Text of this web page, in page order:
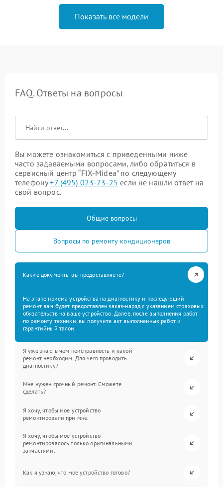
Показать все модели
FAQ. Ответы на вопросы
Вы можете ознакомиться с приведенными ниже
часто задаваемыми вопросами, либо обратиться в
сервисный центр “FIX-Midea” по следующему
телефону+7 (495) 023-73-25 если не нашли ответ на
свой вопрос.
Общие вопросы
Вопросы по ремонту кондиционеров
Какие документы вы предоставляете?
На этапе приема устройства на диагностику и последующий
ремонт вам будет предоставлен заказ-наряд с указанием страховых
обязательств на ваше устройство. Далее, после выполнения работ
по ремонту техники, вы получите акт выполненных работ и
гарантийный талон.
Я уже знаю в чем неисправность и какой
ремонт необходим. Для чего проводить
диагностику?
Мне нужен срочный ремонт. Сможете
сделать?
Я хочу, чтобы мое устройство
ремонтировали при мне.
Я хочу, чтобы мое устройство
ремонтировалось только оригинальными
запчастями.
Как я узнаю, что мое устройство готово?